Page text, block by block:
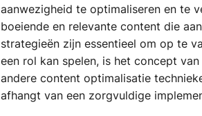
aanwezigheid te optimaliseren en te
boeiende en relevante content die
strategieën zijn essentieel om op te
een rol kan spelen, is het concept van
andere content optimalisatie
afhangt van een zorgvuldige